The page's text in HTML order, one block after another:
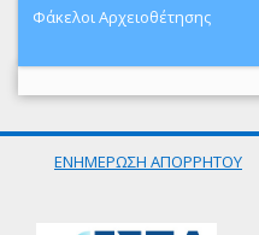
Φάκελοι Αρχειοθέτησης
ΕΝΗΜΕΡΩΣΗ ΑΠΟΡΡΗΤΟΥ